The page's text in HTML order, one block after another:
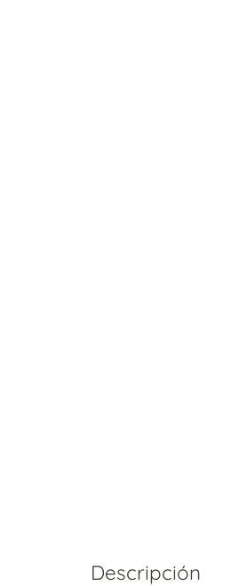
Descripción